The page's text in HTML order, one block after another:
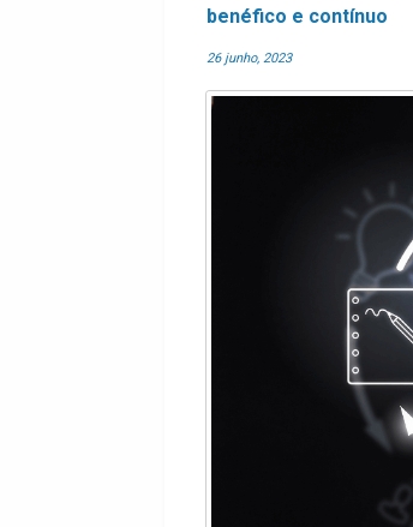
benéfico e contínuo
26 junho, 2023